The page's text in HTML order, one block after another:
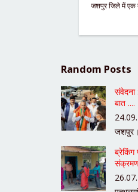
जशपुर जिले में एक
Random Posts
संवेदना
बात ....
जशपुर।
ब्रेकिंग
संक्रमण